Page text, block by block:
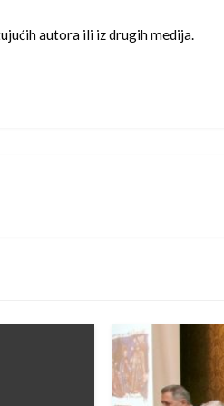
autora ili iz drugih medija.